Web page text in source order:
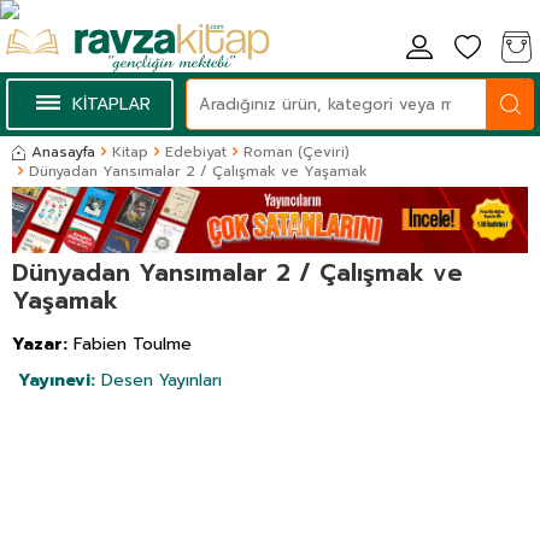
KİTAPLAR
Anasayfa Kitap Edebiyat
Roman (Çeviri)
Dünyadan Yansımalar 2 / Çalışmak ve Yaşamak
Dünyadan Yansımalar 2 / Çalışmak ve
Yaşamak
Yazar: Fabien Toulme
Yayınevi: Desen Yayınları